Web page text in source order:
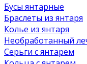
Бусы янтарные
Браслеты из янтаря
Колье из янтаря
Необработанный
Серьги с янтарем